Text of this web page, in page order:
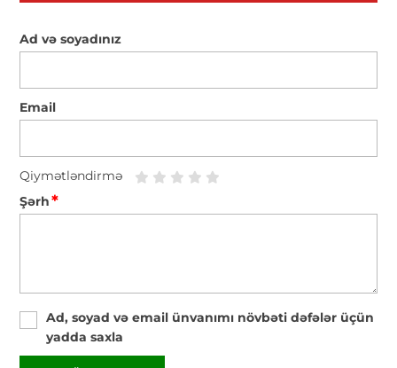
Ad və soyadınız
Email
Qiymətləndirmə
Şərh*
Ad, soyad və email ünvanımı növbəti dəfələr üçün
yadda saxla